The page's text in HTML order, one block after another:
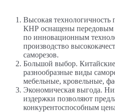
Высокая технологичность
КНР оснащены передовым
по инновационным
производство
саморезов.
Большой выбор.
разнообразные виды
мебельные, кровельные,
Экономическая выгода.
издержки позволяют
конкурентоспособным